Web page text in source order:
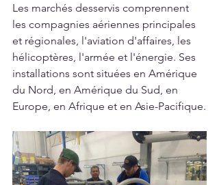
Les marchés desservis comprennent
les compagnies aériennes principales
et régionales, l'aviation d'affaires, les
hélicoptères, l'armée et l'énergie. Ses
installations sont situées en Amérique
du Nord, en Amérique du Sud, en
Europe, en Afrique et en Asie-Pacifique.